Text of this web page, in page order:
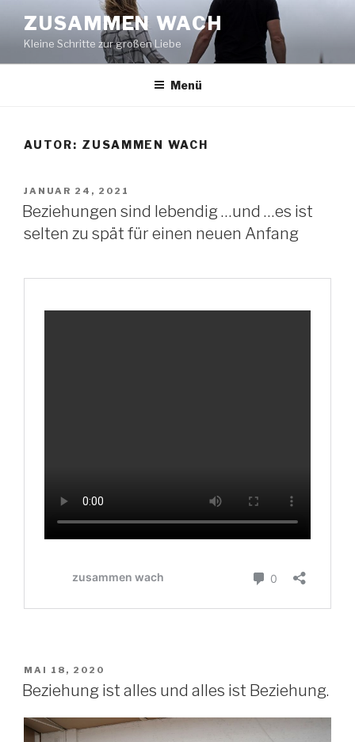
Inhalt
springen
ZUSAMMEN WACH
Kleine Schritte zur großen Liebe
Menü
AUTOR: ZUSAMMEN WACH
VERÖFFENTLICHT
AM
JANUAR 24, 2021
Beziehungen sind lebendig …und …es ist
selten zu spät für einen neuen Anfang
VERÖFFENTLICHT
AM
MAI 18, 2020
Beziehung ist alles und alles ist Beziehung.